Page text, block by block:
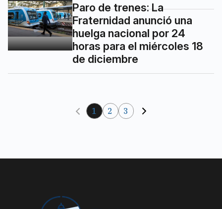
Paro de trenes: La
Fraternidad anunció una
huelga nacional por 24
horas para el miércoles 18
de diciembre
1 2 3